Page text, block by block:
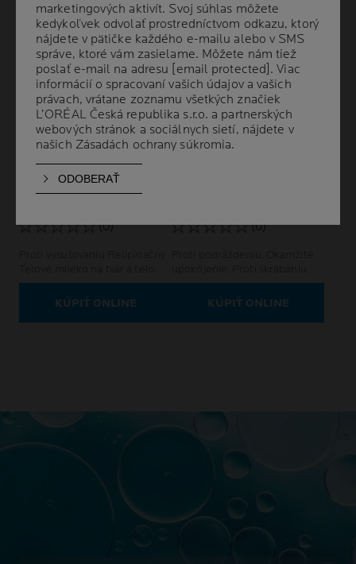
LIPIKAR
TELOVÉ MLIEKO
(0)
KÚPIŤ ONLINE
(0)
Proti recidíve.
KÚPIŤ ONLINE
marketingových aktivít. Svoj súhlas môžete
kedykoľvek odvolať prostredníctvom odkazu, ktorý
nájdete v pätičke každého e-mailu alebo v SMS
správe, ktoré vám zasielame. Môžete nám tiež
poslať e-mail na adresu
[email protected] . Viac
informácií o spracovaní vašich údajov a vašich
právach, vrátane zoznamu všetkých značiek
L’ORÉAL Česká republika s.r.o. a partnerských
webových stránok a sociálnych sietí, nájdete v
našich Zásadách ochrany súkromia.
marketingových aktivít. Svoj súhlas môžete
kedykoľvek odvolať prostredníctvom odkazu, ktorý
nájdete v pätičke každého e-mailu alebo v SMS
správe, ktoré vám zasielame. Môžete nám tiež
poslať e-mail na adresu
[email protected] . Viac
informácií o spracovaní vašich údajov a vašich
právach, vrátane zoznamu všetkých značiek
L’ORÉAL Česká republika s.r.o. a partnerských
webových stránok a sociálnych sietí, nájdete v
našich Zásadách ochrany súkromia.